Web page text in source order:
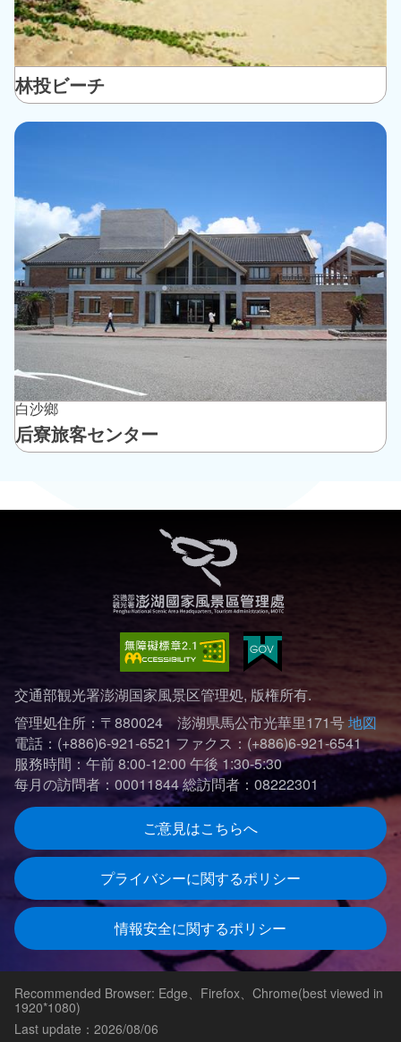
林投ビーチ
白沙鄉
后寮旅客センター
交通部観光署澎湖国家風景区管理処, 版権所有.
管理処住所：〒880024 澎湖県馬公市光華里171号地図
電話：(+886)6-921-6521 ファクス：(+886)6-921-6541
服務時間：午前 8:00-12:00 午後 1:30-5:30
每月の訪問者：00011844総訪問者：08222301
ご意見はこちらへ
プライバシーに関するポリシー
情報安全に関するポリシー
Recommended Browser: Edge、Firefox、Chrome(best viewed in
1920*1080)
Last update：2026/08/06